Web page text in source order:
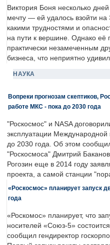
Виктория Боня несколько
мечту — ей удалось взойти
какими трудностями и
на пути к вершине. Однако её
практически незамеченным
бизнеса, что неприятно
НАУКА
Вопреки прогнозам скептиков,
работе МКС - пока до 2030 года
"Роскосмос" и NASA
эксплуатации
до 2030 года. Об этом
"Роскосмоса" Дмитрий
Рогозин еще в 2014 году
проекта, а самой станции
«Роскосмос» планирует запуск
года
«Роскомос» планирует, что
носителей «Союз-5»
сообщил гендиректор